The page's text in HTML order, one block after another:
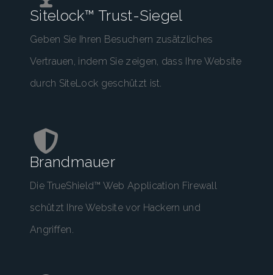
Sitelock™ Trust-Siegel
Geben Sie Ihren Besuchern zusätzliches
Vertrauen, indem Sie zeigen, dass Ihre Website
durch SiteLock geschützt ist.
Brandmauer
Die TrueShield™ Web Application Firewall
schützt Ihre Website vor Hackern und
Angriffen.